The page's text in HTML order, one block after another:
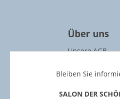
Über uns
Unsere AGB
Impressum
Bleiben Sie
SALON DER